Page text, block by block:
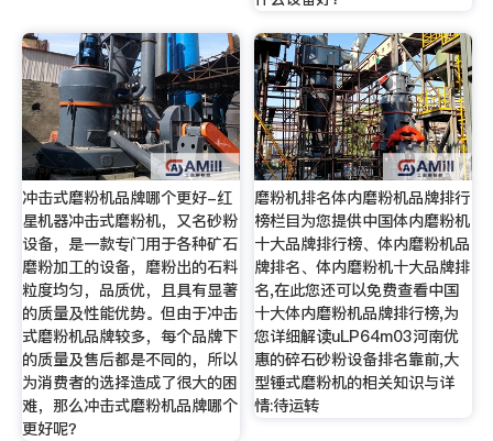
冲击式磨粉机品牌哪个更好-红
星机器冲击式磨粉机，又名砂粉
设备，是一款专门用于各种矿石
磨粉加工的设备，磨粉出的石料
粒度均匀，品质优，且具有显著
的质量及性能优势。但由于冲击
式磨粉机品牌较多，每个品牌下
的质量及售后都是不同的，所以
为消费者的选择造成了很大的困
难，那么冲击式磨粉机品牌哪个
更好呢？
磨粉机排名体内磨粉机品牌排行
榜栏目为您提供中国体内磨粉机
十大品牌排行榜、体内磨粉机品
牌排名、体内磨粉机十大品牌排
名,在此您还可以免费查看中国
十大体内磨粉机品牌排行榜,为
您详细解读uLP64m03河南优
惠的碎石砂粉设备排名靠前,大
型锤式磨粉机的相关知识与详
情:待运转